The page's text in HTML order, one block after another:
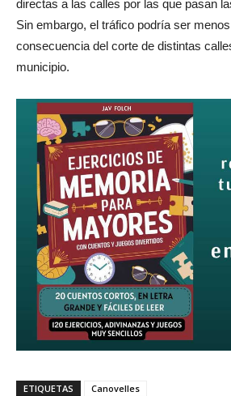
directas a las calles por las que pasan
Sin embargo, el tráfico podría ser
consecuencia del corte de distintas
municipio.
ETIQUETAS Canovelles